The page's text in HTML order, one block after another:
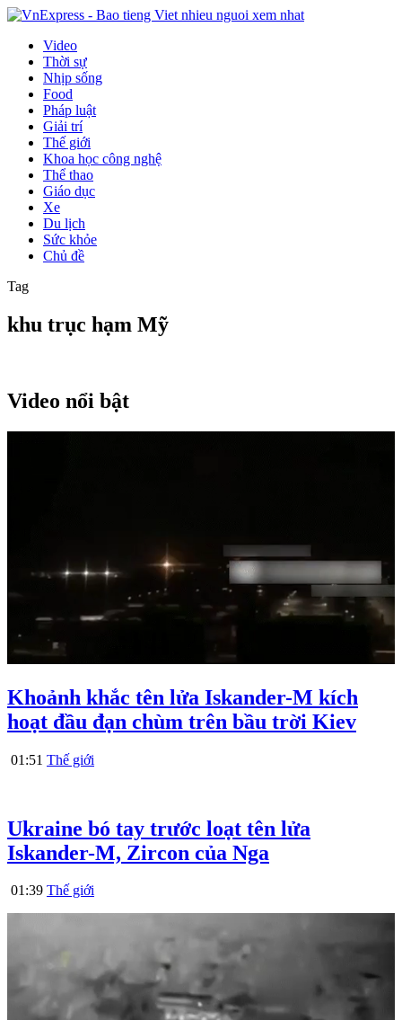
Video
Thời sự
Nhịp sống
Food
Pháp luật
Giải trí
Thế giới
Khoa học công nghệ
Thể thao
Giáo dục
Xe
Du lịch
Sức khỏe
Chủ đề
Tag
khu trục hạm Mỹ
Video nổi bật
Khoảnh khắc tên lửa Iskander-M kích
hoạt đầu đạn chùm trên bầu trời Kiev
01:51 Thế giới
Ukraine bó tay trước loạt tên lửa
Iskander-M, Zircon của Nga
01:39 Thế giới